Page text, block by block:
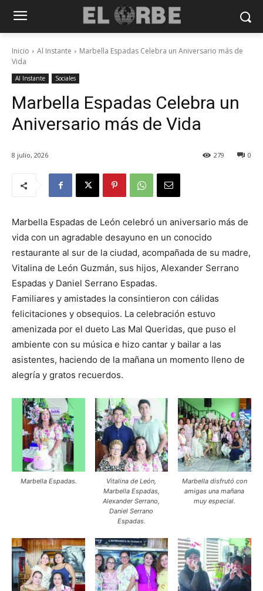
Inicio Al Instante
Marbella Espadas Celebra un Aniversario más de
Vida
Al Instante Sociales
Marbella Espadas Celebra un
Aniversario más de Vida
8 julio, 2026 0
279
Marbella Espadas de León celebró un aniversario más de
vida con un agradable desayuno en un conocido
restaurante al sur de la ciudad, acompañada de su madre,
Vitalina de León Guzmán, sus hijos, Alexander Serrano
Espadas y Daniel Serrano Espadas.
Familiares y amistades la consintieron con cálidas
felicitaciones y obsequios. La celebración estuvo
amenizada por el dueto Las Mal Queridas, que puso el
ambiente con su música e hizo cantar y bailar a las
asistentes, haciendo de la mañana un momento lleno de
alegría y gratos recuerdos.
Marbella Espadas.
Vitalina de León,
Marbella Espadas,
Alexander Serrano,
Daniel Serrano
Espadas.
Marbella disfrutó con
amigas una mañana
muy especial.